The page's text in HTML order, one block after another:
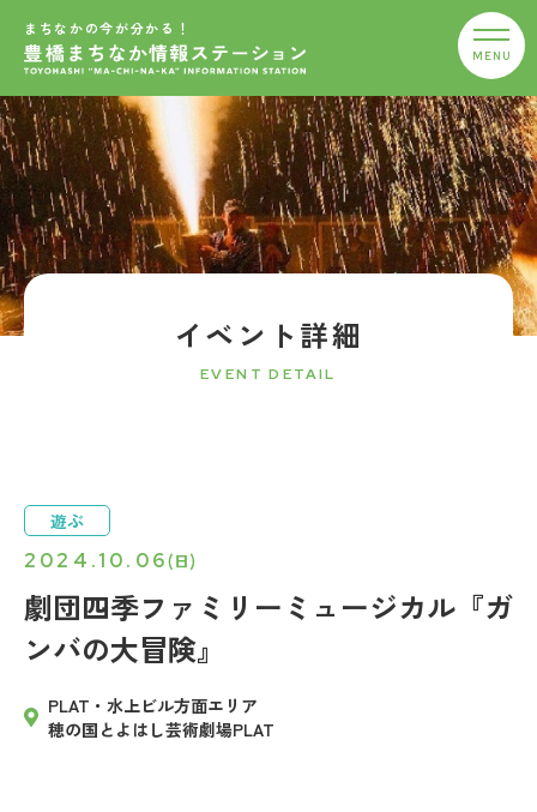
まちなかの今が分かる！
イベント詳細
EVENT DETAIL
劇団四季ファミリーミュージカル『ガ
ンバの大冒険』
2024.10.06(日)
遊ぶ
PLAT・水上ビル方面エリア
穂の国とよはし芸術劇場PLAT